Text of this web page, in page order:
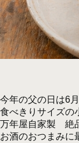
今年の父の日は6
食べきりサイズの
万年屋自家製 絶
お酒のおつまみに